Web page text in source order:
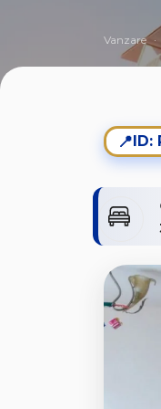
Vanzare
📍ID: